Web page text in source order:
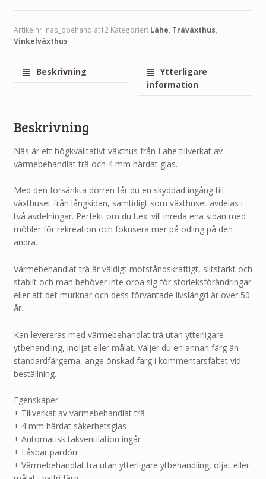
Artikelnr: nas_obehandlat12 Kategorier: Lähe, Träväxthus,
Vinkelväxthus
Beskrivning
Ytterligare
information
Beskrivning
Näs är ett högkvalitativt växthus från Lähe tillverkat av
värmebehandlat trä och 4 mm härdat glas.
Med den försänkta dörren får du en skyddad ingång till
växthuset från långsidan, samtidigt som växthuset avdelas i
två avdelningar. Perfekt om du t.ex. vill inreda ena sidan med
möbler för rekreation och fokusera mer på odling på den
andra.
Värmebehandlat trä är väldigt motståndskraftigt, slitstarkt och
stabilt och man behöver inte oroa sig för storleksförändringar
eller att det murknar och dess förväntade livslängd är över 50
år.
Kan levereras med värmebehandlat trä utan ytterligare
ytbehandling, inoljat eller målat. Väljer du en annan färg än
standardfärgerna, ange önskad färg i kommentarsfältet vid
beställning.
Egenskaper:
+ Tillverkat av värmebehandlat trä
+ 4 mm härdat säkerhetsglas
+ Automatisk takventilation ingår
+ Låsbar pardörr
+ Värmebehandlat trä utan ytterligare ytbehandling, oljat eller